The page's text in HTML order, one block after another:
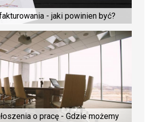
- jaki powinien być?
o pracę - Gdzie możemy